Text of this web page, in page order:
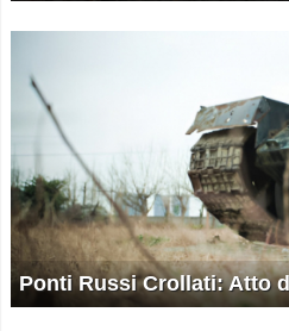
Ponti Russi Crollati: Atto